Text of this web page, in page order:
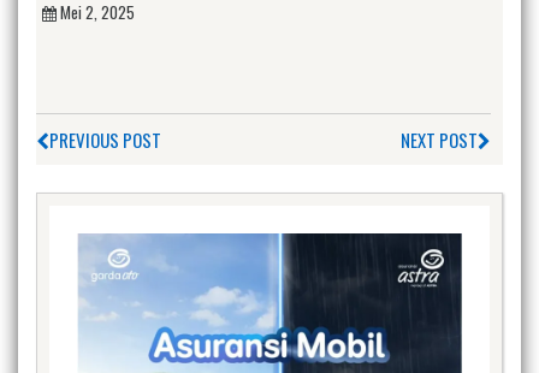
Mei 2, 2025
PREVIOUS POST NEXT POST